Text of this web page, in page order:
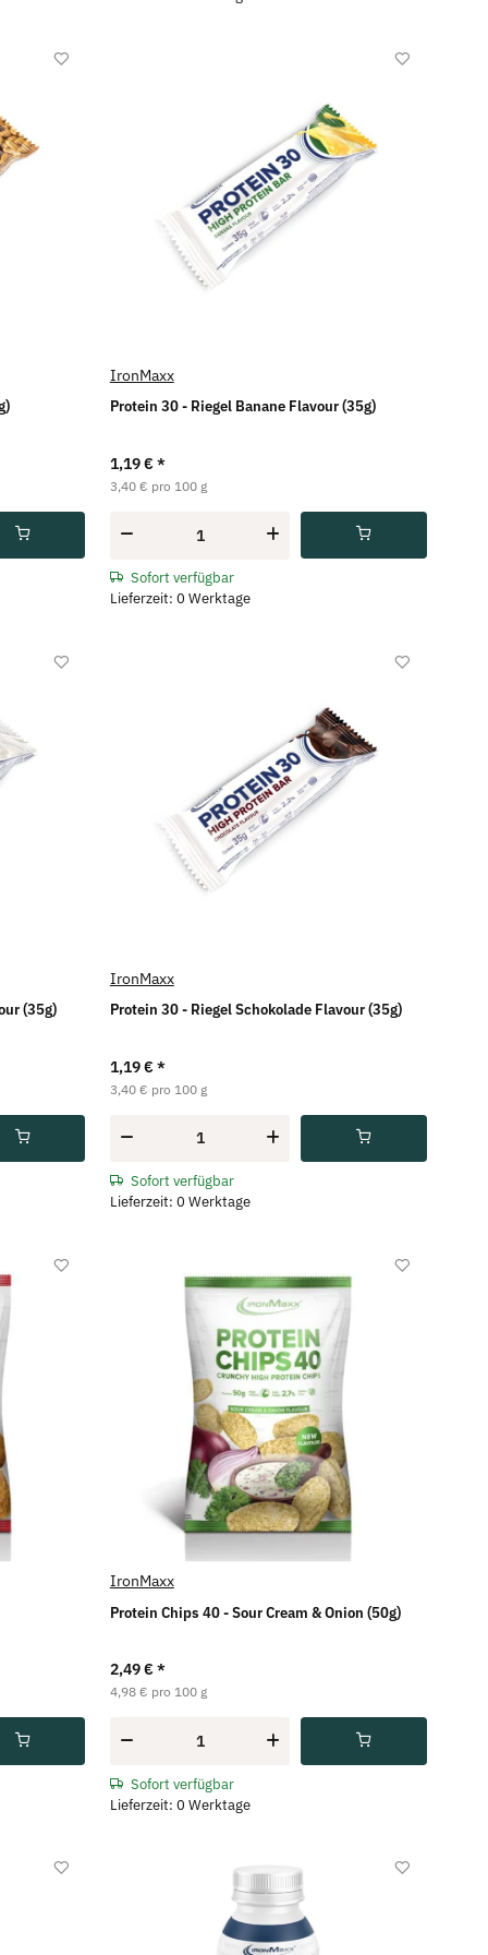
IronMaxx
Protein 30 - Riegel Banane Flavour (35g)
1,19 € *
3,40 € pro 100 g
Sofort verfügbar
Lieferzeit: 0 Werktage
(35g)
IronMaxx
Protein 30 - Riegel Schokolade Flavour (35g)
1,19 € *
3,40 € pro 100 g
Sofort verfügbar
Lieferzeit: 0 Werktage
IronMaxx
Protein Chips 40 - Sour Cream & Onion (50g)
2,49 € *
4,98 € pro 100 g
Sofort verfügbar
Lieferzeit: 0 Werktage